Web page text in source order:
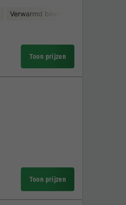
Verwarmd binnenzwembad
Toon prijzen
Toon prijzen